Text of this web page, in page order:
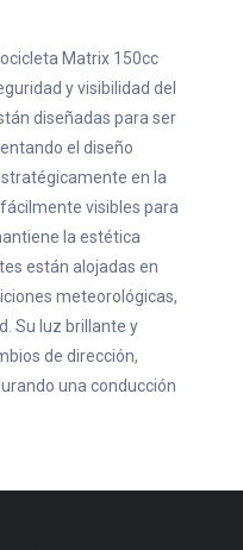
Matrix 150cc
y visibilidad del
diseñadas para ser
el diseño
en la
visibles para
la estética
están alojadas en
meteorológicas,
Su luz brillante y
de dirección,
una conducción